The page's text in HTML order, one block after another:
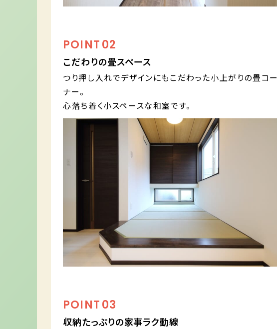
POINT02
こだわりの畳スペース
つり押し入れでデザインにもこだわった小上がりの畳コー
ナー。
心落ち着く小スペースな和室です。
POINT03
収納たっぷりの家事ラク動線